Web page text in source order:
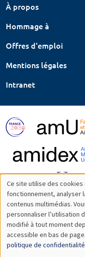
À propos
Hommage à
Offres d'emploi
Mentions légales
Intranet
Utilisation
des
données
personnelles
Ce site utilise des
fonctionnement, analyser
contenus multimédias.
personnaliser l’utilisation
modifié à tout moment
accessible en bas de
politique de confidentialité